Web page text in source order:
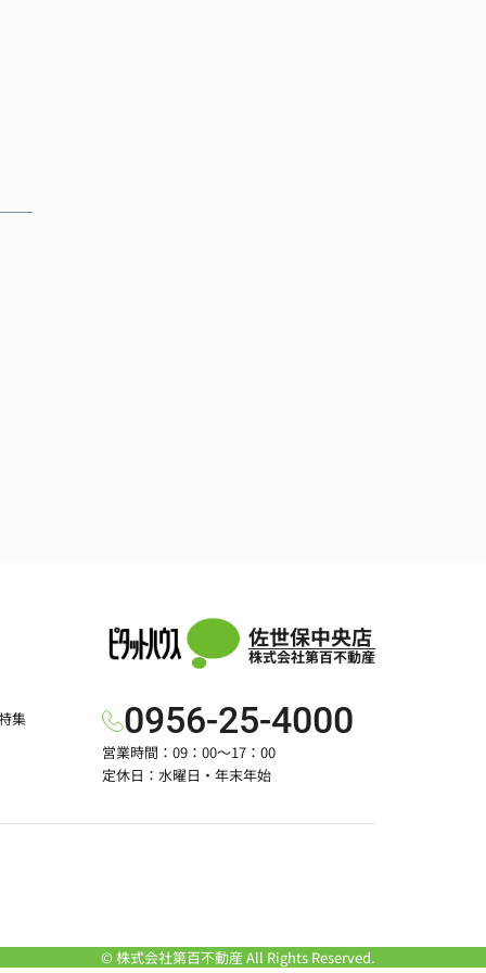
集
佐世保中央店
株式会社第百不動産
0956-25-4000
営業時間：09：00～17：00
定休日：水曜日・年末年始
© 株式会社第百不動産 All Rights Reserved.